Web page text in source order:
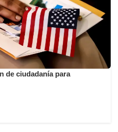
de ciudadanía para